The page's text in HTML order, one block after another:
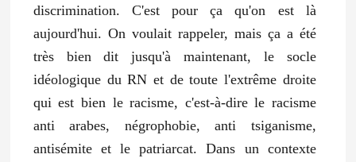
discrimination. C'est pour ça qu'on est là
aujourd'hui. On voulait rappeler, mais ça a été
très bien dit jusqu'à maintenant, le socle
idéologique du RN et de toute l'extrême droite
qui est bien le racisme, c'est-à-dire le racisme
anti arabes, négrophobie, anti tsiganisme,
antisémite et le patriarcat. Dans un contexte